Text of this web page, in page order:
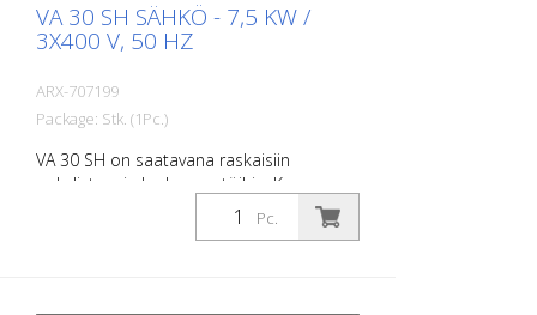
VA 30 SH SÄHKÖ - 7,5 KW /
3X400 V, 50 HZ
ARX-707199
Package: Stk. (1Pc.)
VA 30 SH on saatavana raskaisiin
puhdistus- ja karhennustöihin. Kone on
ketterä ja helppokäyttöinen hydraulisen
syötön ansiosta. Sitä käytetään kaikkialla
Pc.